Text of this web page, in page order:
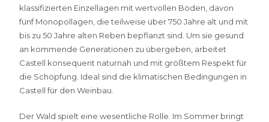
klassifizierten Einzellagen mit wertvollen Böden, davon
fünf Monopollagen, die teilweise über 750 Jahre alt und mit
bis zu 50 Jahre alten Reben bepflanzt sind. Um sie gesund
an kommende Generationen zu übergeben, arbeitet
Castell konsequent naturnah und mit größtem Respekt für
die Schöpfung. Ideal sind die klimatischen Bedingungen in
Castell für den Weinbau.
Der Wald spielt eine wesentliche Rolle. Im Sommer bringt